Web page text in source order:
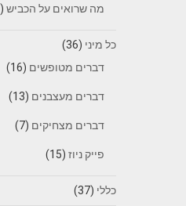
מה שרואים על הכביש(9)
כל מיני (36)
דברים מטופשים (16)
דברים מעצבנים (13)
דברים מצחיקים (7)
פייק ניוז(15)
כללי (37)